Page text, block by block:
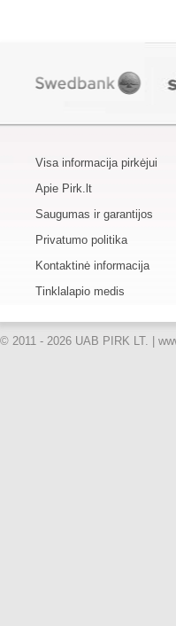
Visa informacija pirkėjui
Apie Pirk.lt
Saugumas ir garantijos
Privatumo politika
Kontaktinė informacija
Tinklalapio medis
© 2011 - 2026 UAB PIRK LT. |